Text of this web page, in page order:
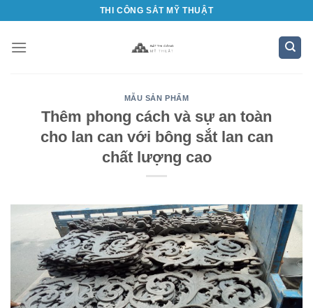
nội
THI CÔNG SẮT MỸ THUẬT
MẪU SẢN PHẨM
Thêm phong cách và sự an toàn
cho lan can với bông sắt lan can
chất lượng cao